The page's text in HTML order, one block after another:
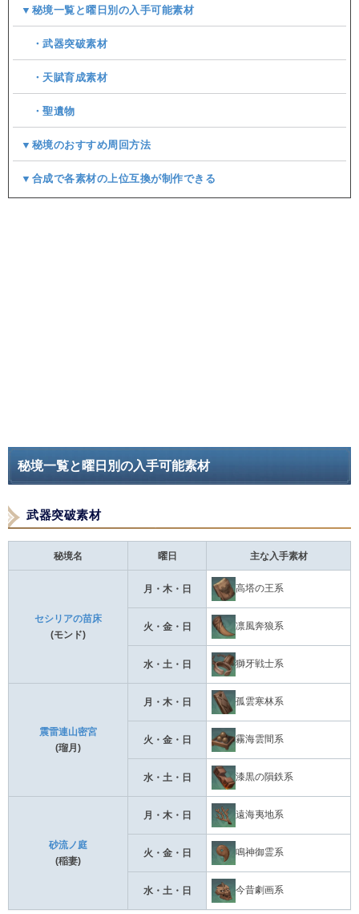
▼秘境一覧と曜日別の入手可能素材
・武器突破素材
・天賦育成素材
・聖遺物
▼秘境のおすすめ周回方法
▼合成で各素材の上位互換が制作できる
秘境一覧と曜日別の入手可能素材
武器突破素材
秘境名 曜日 主な入手素材
セシリアの苗床
(モンド)
月・木・日 高塔の王系
火・金・日 凛風奔狼系
水・土・日 獅牙戦士系
震雷連山密宮
(瑠月)
月・木・日 孤雲寒林系
火・金・日 霧海雲間系
水・土・日 漆黒の隕鉄系
砂流ノ庭
(稲妻)
月・木・日 遠海夷地系
火・金・日 鳴神御霊系
水・土・日 今昔劇画系